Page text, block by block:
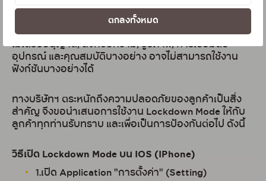
ตกลงทั้งหมด
เมื่อใช้งานโหมดล็อกดาวน์ อุปกรณ์จะทำงานแตกต่างจาก
เดิม เพื่อลดพื้นที่เสี่ยงต่อการถูกโจมตี โดยจะจำกัดความ
ปลอดภัยของแอป เว็บไซต์ เช่น บล็อกแอปจากแหล่งที่มาที่
ไม่ได้รับอนุญาต, ลิงก์ข้อความ, รูปภาพ, การเชื่อมต่อ
อุปกรณ์ และคุณสมบัติบางอย่าง อาจไม่สามารถใช้งาน
ฟังก์ชันบางอย่างได้
ทางบริษัทฯ ตระหนักถึงความปลอดภัยของลูกค้าเป็นสิ่ง
สำคัญ จึงขอนำเสนอการใช้งาน Lockdown Mode ให้กับ
ลูกค้าทุกท่านรับทราบ และเพื่อเป็นการป้องกันต่อไป ดังนี้
วิธีเปิด Lockdown Mode บน IOS (IPhone)
1.เปิด Application "การตั้งค่า" (Setting)